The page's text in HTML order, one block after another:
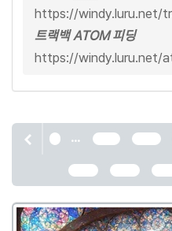
https://windy.luru.net/
트랙백 ATOM 피딩
https://windy.luru.net/
...